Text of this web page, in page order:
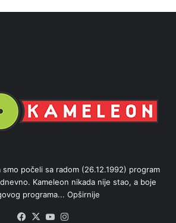
počeli sa radom (26.12.1992) program
Kameleon nikada nije stao, a boje
programa... Opširnije
Facebook
X YouTube